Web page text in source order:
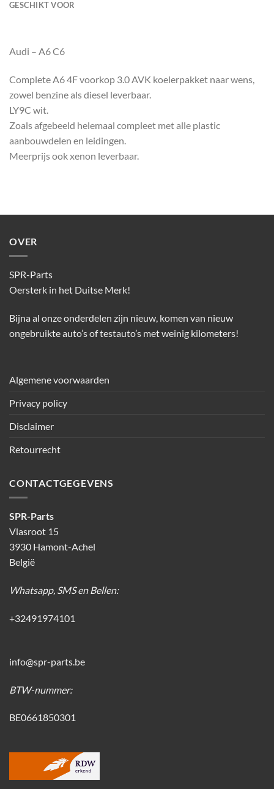
GESCHIKT VOOR
Audi – A6 C6
Complete A6 4F voorkop 3.0 AVK koelerpakket naar wens,
zowel benzine als diesel leverbaar.
LY9C wit.
Zoals afgebeeld helemaal compleet met alle plastic
aanbouwdelen en leidingen.
Meerprijs ook xenon leverbaar.
OVER
SPR-Parts
Oersterk in het Duitse Merk!
Bijna al onze onderdelen zijn nieuw, komen van nieuw
ongebruikte auto’s of testauto’s met weinig kilometers!
Algemene voorwaarden
Privacy policy
Disclaimer
Retourrecht
CONTACTGEGEVENS
SPR-Parts
Vlasroot 15
3930 Hamont-Achel
België
Whatsapp, SMS en Bellen:
+32491974101
info@spr-parts.be
BTW-nummer:
BE0661850301